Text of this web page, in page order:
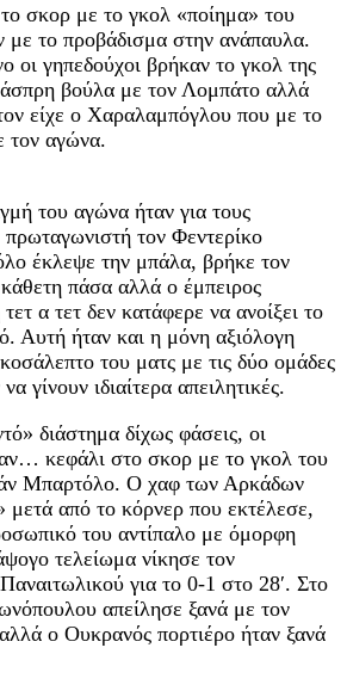
σκορ με το γκολ «ποίημα» του
το προβάδισμα στην ανάπαυλα.
οι γηπεδούχοι βρήκαν το γκολ της
βούλα με τον Λομπάτο αλλά
είχε ο Χαραλαμπόγλου που με το
τον αγώνα.
του αγώνα ήταν για τους
τον Φεντερίκο
έκλεψε την μπάλα, βρήκε τον
πάσα αλλά ο έμπειρος
α τετ δεν κατάφερε να ανοίξει το
Αυτή ήταν και η μόνη αξιόλογη
του ματς με τις δύο ομάδες
γίνουν ιδιαίτερα απειλητικές.
διάστημα δίχως φάσεις, οι
κεφάλι στο σκορ με το γκολ του
Μπαρτόλο. Ο χαφ των Αρκάδων
μετά από το κόρνερ που εκτέλεσε,
του αντίπαλο με όμορφη
τελείωμα νίκησε τον
για το 0-1 στο 28′. Στο
απείλησε ξανά με τον
ο Ουκρανός πορτιέρο ήταν ξανά